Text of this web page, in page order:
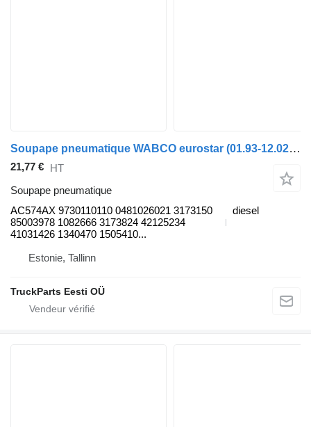
Soupape pneumatique WABCO eurostar (01.93-12.02) AC574AX pour camion IVECO EuroTrakker, EuroStar, EuroTech (1993-2004)
21,77 € HT
Soupape pneumatique
AC574AX 9730110110 0481026021 3173150
85003978 1082666 3173824 42125234
41031426 1340470 1505410...
diesel
Estonie, Tallinn
TruckParts Eesti OÜ